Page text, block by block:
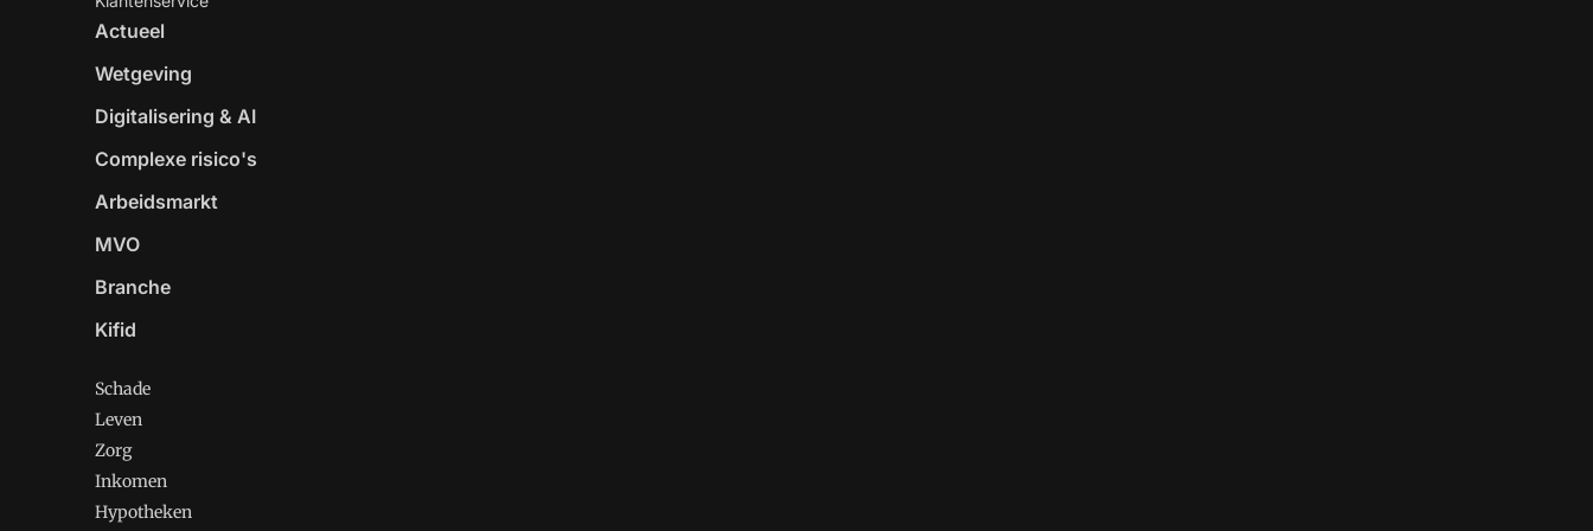
Actueel
Wetgeving
Digitalisering & AI
Complexe risico's
Arbeidsmarkt
MVO
Branche
Kifid
Schade
Leven
Zorg
Inkomen
Hypotheken